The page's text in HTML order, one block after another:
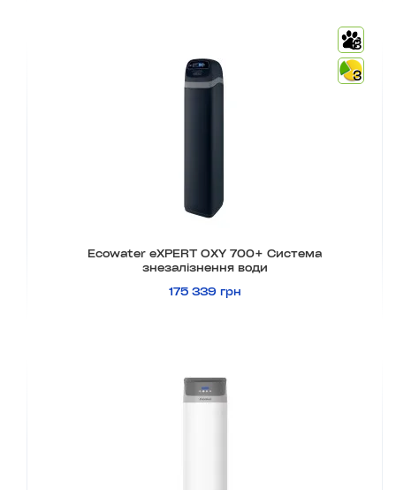
3
3
Ecowater eXPERT OXY 700+ Система
знезалізнення води
175 339 грн